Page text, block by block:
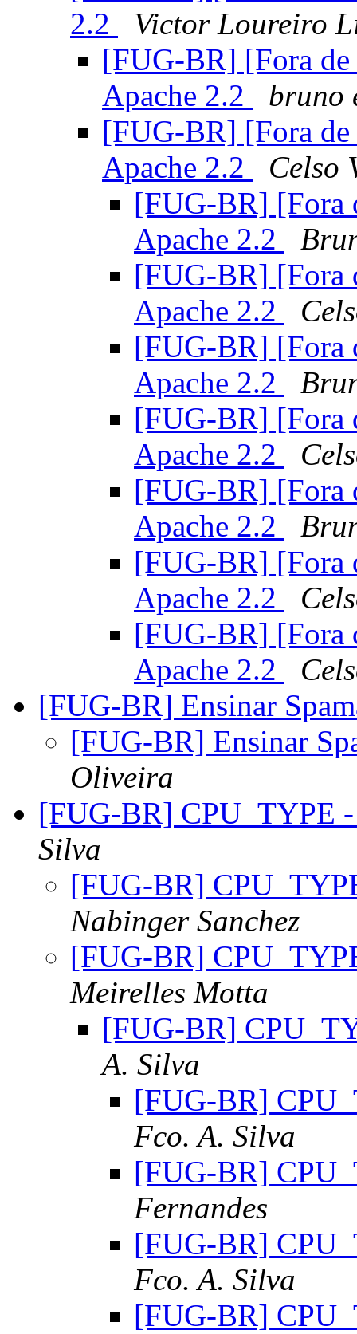
2.2
Victor Loureiro
[FUG-BR] [Fora
Apache 2.2
bruno
[FUG-BR] [Fora
Apache 2.2
Celso
[FUG-BR] [Fora
Apache 2.2
[FUG-BR] [Fora
Apache 2.2
[FUG-BR] [Fora
Apache 2.2
[FUG-BR] [Fora
Apache 2.2
[FUG-BR] [Fora
Apache 2.2
[FUG-BR] [Fora
Apache 2.2
[FUG-BR] [Fora
Apache 2.2
[FUG-BR] Ensinar
[FUG-BR] Ensinar
Oliveira
[FUG-BR] CPU_TYPE
Silva
[FUG-BR]
Nabinger Sanchez
[FUG-BR]
Meirelles Motta
[FUG-BR]
A. Silva
[FUG-BR]
Fco. A. Silva
[FUG-BR]
Fernandes
[FUG-BR]
Fco. A. Silva
[FUG-BR]